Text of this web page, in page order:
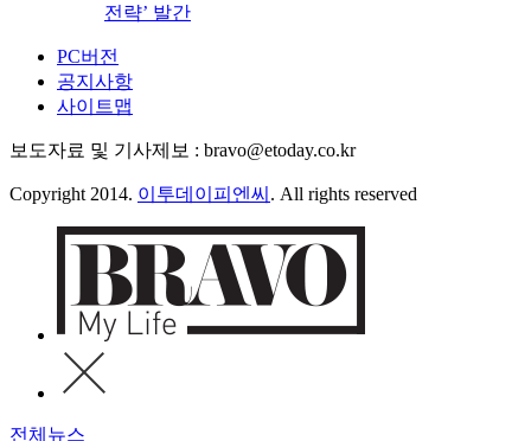
전략’ 발간
PC버전
공지사항
사이트맵
보도자료 및 기사제보 : bravo@etoday.co.kr
Copyright 2014. 이투데이피엔씨 . All rights reserved
전체뉴스